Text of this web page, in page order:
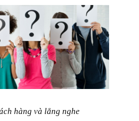
hàng và lắng nghe